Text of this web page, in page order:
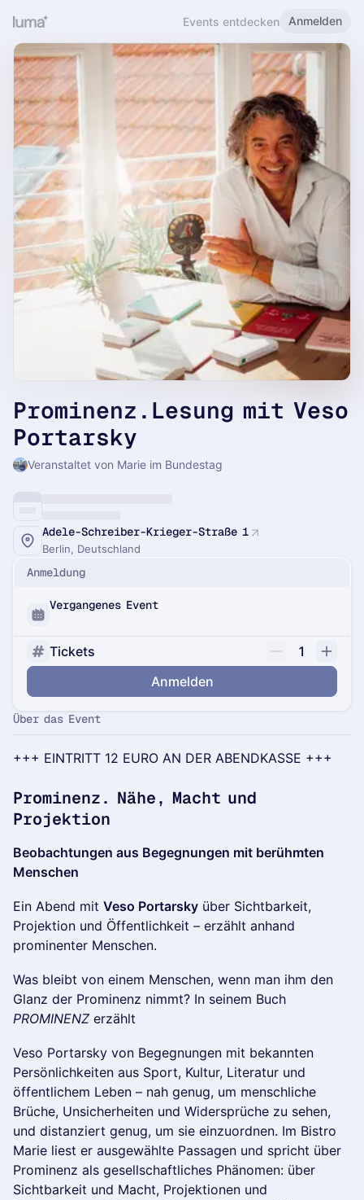
Events entdecken Anmelden
Prominenz.Lesung mit Veso
Portarsky
Veranstaltet von Marie im Bundestag
Adele-Schreiber-Krieger-Straße 1
Berlin, Deutschland
Anmeldung
Vergangenes Event
Tickets
1
Anmelden
Über das Event
+++ EINTRITT 12 EURO AN DER ABENDKASSE +++
Prominenz. Nähe, Macht und
Projektion
Beobachtungen aus Begegnungen mit berühmten
Menschen
Ein Abend mit Veso Portarsky über Sichtbarkeit,
Projektion und Öffentlichkeit – erzählt anhand
prominenter Menschen.
Was bleibt von einem Menschen, wenn man ihm den
Glanz der Prominenz nimmt? In seinem Buch
PROMINENZ erzählt
Veso Portarsky von Begegnungen mit bekannten
Persönlichkeiten aus Sport, Kultur, Literatur und
öffentlichem Leben – nah genug, um menschliche
Brüche, Unsicherheiten und Widersprüche zu sehen,
und distanziert genug, um sie einzuordnen. Im Bistro
Marie liest er ausgewählte Passagen und spricht über
Prominenz als gesellschaftliches Phänomen: über
Sichtbarkeit und Macht, Projektionen und